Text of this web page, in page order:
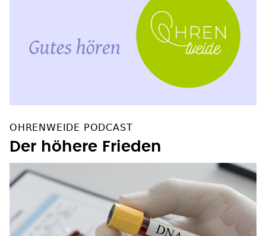
OHRENWEIDE PODCAST
Der höhere Frieden